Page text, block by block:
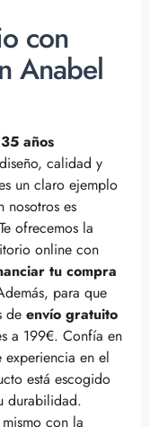
con
Anabel
35 años
calidad y
un claro ejemplo
nosotros es
ofrecemos la
online con
tu compra
para que
de envío gratuito
a 199€. Confía en
experiencia en el
está escogido
durabilidad.
con la